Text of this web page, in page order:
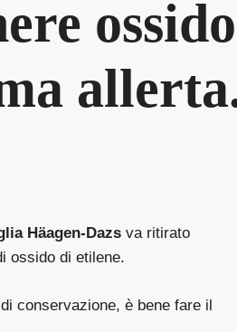
Häagen-Dazs va ritirato
ossido di etilene.
conservazione, è bene fare il